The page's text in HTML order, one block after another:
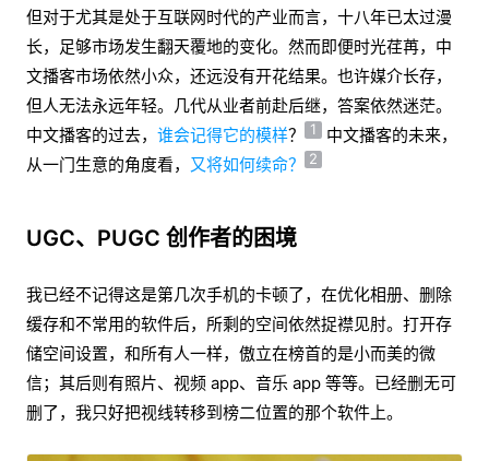
但对于尤其是处于互联网时代的产业而言，十八年已太过漫
长，足够市场发生翻天覆地的变化。然而即便时光荏苒，中
文播客市场依然小众，还远没有开花结果。也许媒介长存，
但人无法永远年轻。几代从业者前赴后继，答案依然迷茫。
中文播客的过去， 谁会记得它的模样？ 1
中文播客的未来，
从一门生意的角度看， 又将如何续命？ 2
UGC、PUGC 创作者的困境
我已经不记得这是第几次手机的卡顿了，在优化相册、删除
缓存和不常用的软件后，所剩的空间依然捉襟见肘。打开存
储空间设置，和所有人一样，傲立在榜首的是小而美的微
信；其后则有照片、视频 app、音乐 app 等等。已经删无可
删了，我只好把视线转移到榜二位置的那个软件上。